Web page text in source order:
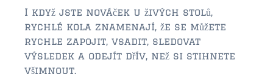
$750,000 – $1,000,000
$1,000,000 – $2,000,000
$2,000,000 and up
I když jste nováček u živých stolů,
rychlé kola znamenají, že se můžete
rychle zapojit, vsadit, sledovat
výsledek a odejít dřív, než si stihnete
všimnout.